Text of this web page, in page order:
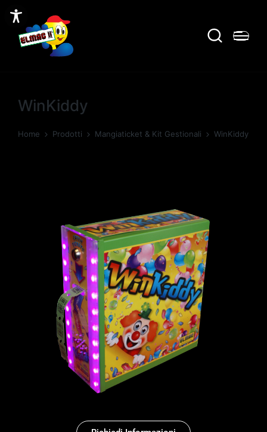
WinKiddy
Home Prodotti Mangiaticket & Kit Gestionali WinKiddy